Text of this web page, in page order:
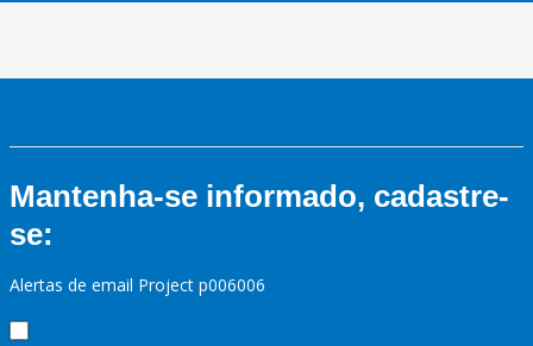
Mantenha-se informado, cadastre-
se:
Alertas de email Project p006006